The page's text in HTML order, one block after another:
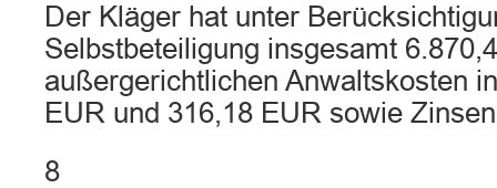
Der Kläger hat unter
Selbstbeteiligung insgesamt
außergerichtlichen Anwaltskosten
EUR und 316,18 EUR sowie
8